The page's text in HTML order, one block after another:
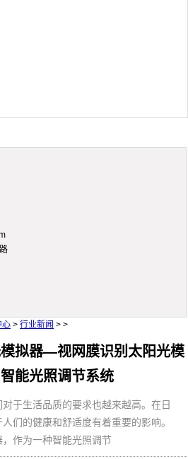
心 > 行业新闻 > >
拟器—视网膜识别太阳光模
能光照调节系统
于生活品质的要求也越来越高。在日
们的健康和舒适度有着重要的影响。
作为一种智能光照调节